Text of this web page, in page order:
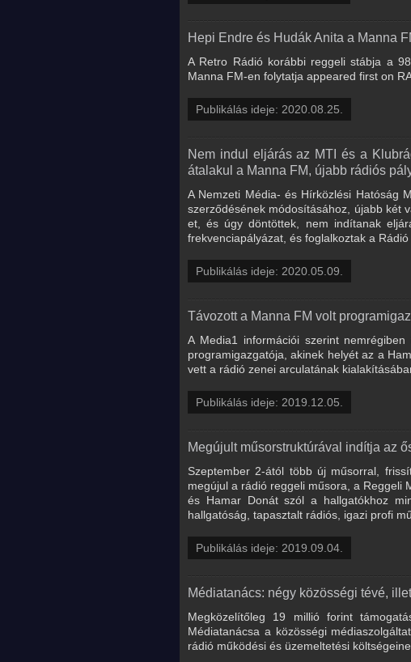
Hepi Endre és Hudák Anita a Manna
A Retro Rádió korábbi reggeli stábja a
Manna FM-en folytatja appeared first on
Publikálás ideje: 2020.08.25.
Nem indul eljárás az MTI és a
átalakul a Manna FM, újabb rádiós
A Nemzeti Média- és Hírközlési Hatóság
szerződésének módosításához, újabb két
et, és úgy döntöttek, nem indítanak
frekvenciapályázat, és foglalkoztak a
Publikálás ideje: 2020.05.09.
Távozott a Manna FM volt
A Media1 információi szerint
programigazgatója, akinek helyét az a
vett a rádió zenei arculatának
Publikálás ideje: 2019.12.05.
Megújult műsorstruktúrával indítja az
Szeptember 2-ától több új műsorral,
megújul a rádió reggeli műsora, a Reggeli
és Hamar Donát szól a hallgatókhoz
hallgatóság, tapasztalt rádiós, igazi profi
Publikálás ideje: 2019.09.04.
Médiatanács: négy közösségi tévé,
Megközelítőleg 19 millió forint
Médiatanácsa a közösségi
rádió működési és üzemeltetési